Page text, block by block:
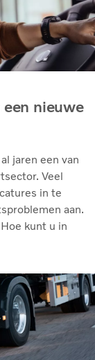
nieuwe
jaren een van
Veel
in te
aan.
kunt u in